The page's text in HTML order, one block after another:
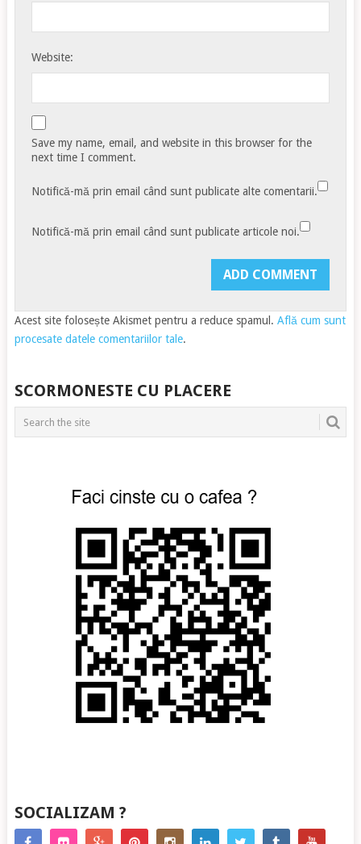
Website:
Save my name, email, and website in this browser for the
next time I comment.
Notifică-mă prin email când sunt publicate alte comentarii.
Notifică-mă prin email când sunt publicate articole noi.
Acest site folosește Akismet pentru a reduce spamul. Află cum sunt
procesate datele comentariilor tale.
SCORMONESTE CU PLACERE
SOCIALIZAM ?